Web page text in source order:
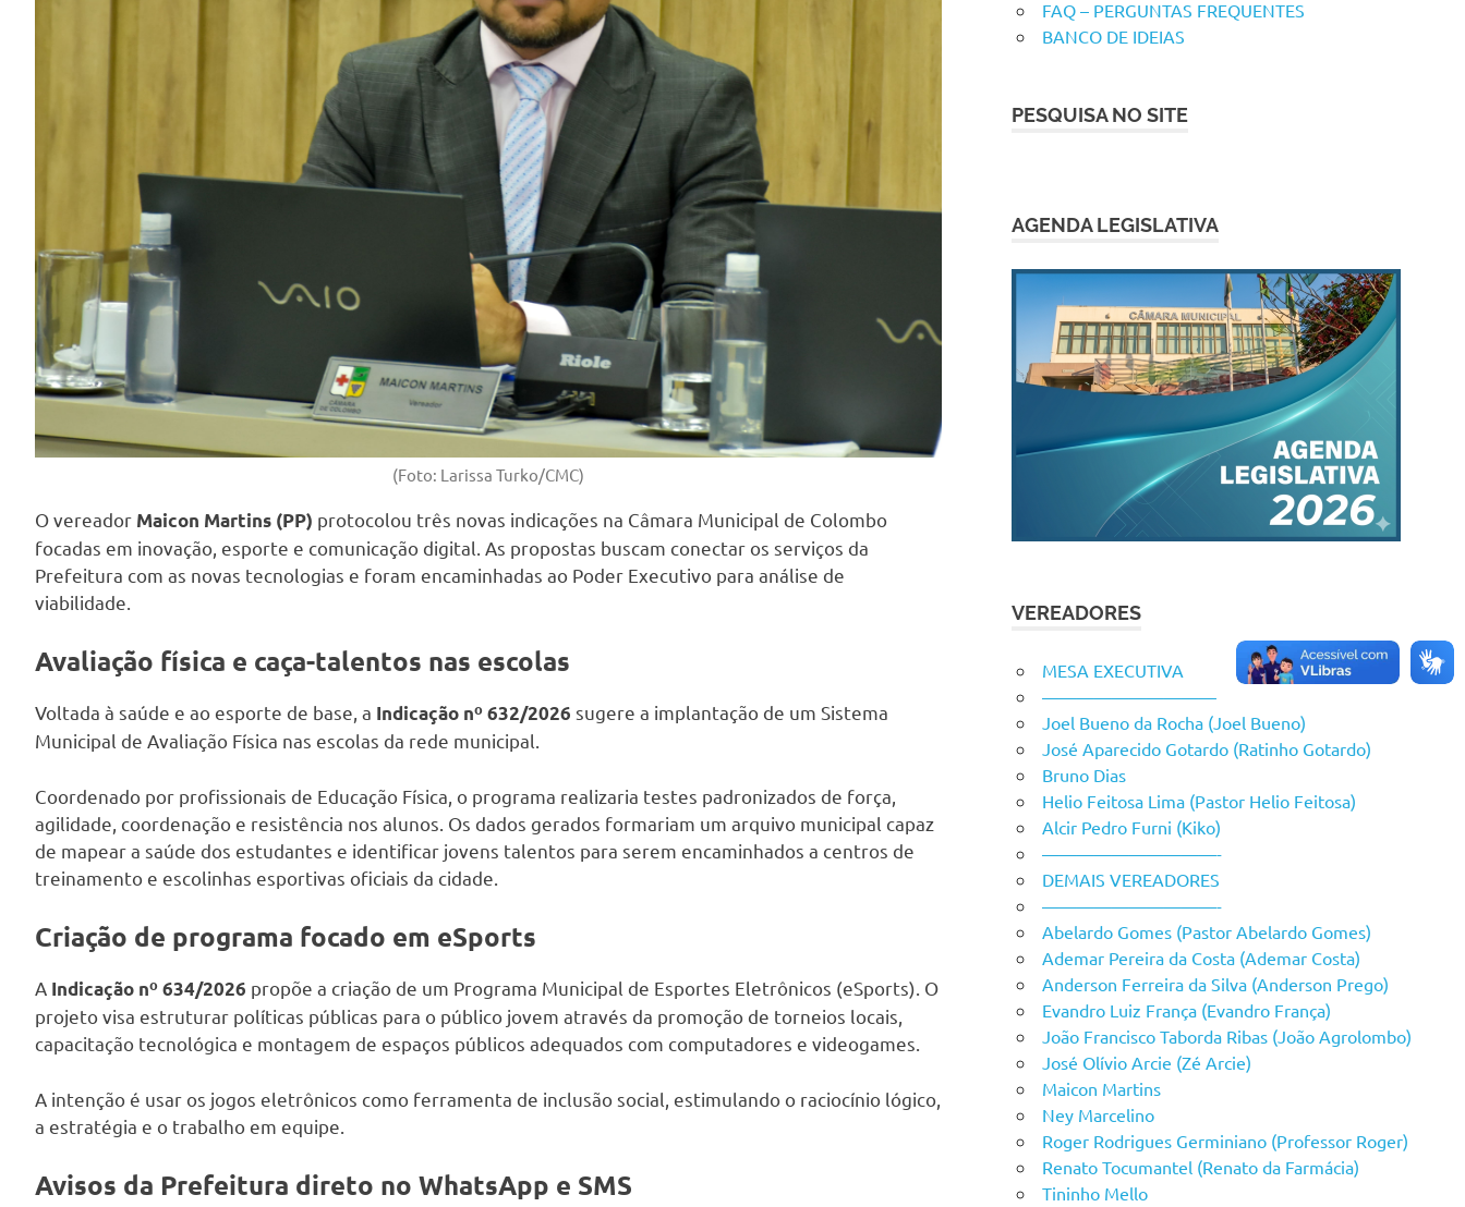
(Foto: Larissa Turko/CMC)
O vereador Maicon Martins (PP) protocolou três novas indicações na Câmara Municipal de Colombo
focadas em inovação, esporte e comunicação digital. As propostas buscam conectar os serviços da
Prefeitura com as novas tecnologias e foram encaminhadas ao Poder Executivo para análise de
viabilidade.
Avaliação física e caça-talentos nas escolas
Voltada à saúde e ao esporte de base, a Indicação nº 632/2026 sugere a implantação de um Sistema
Municipal de Avaliação Física nas escolas da rede municipal.
Coordenado por profissionais de Educação Física, o programa realizaria testes padronizados de força,
agilidade, coordenação e resistência nos alunos. Os dados gerados formariam um arquivo municipal capaz
de mapear a saúde dos estudantes e identificar jovens talentos para serem encaminhados a centros de
treinamento e escolinhas esportivas oficiais da cidade.
Criação de programa focado em eSports
A Indicação nº 634/2026 propõe a criação de um Programa Municipal de Esportes Eletrônicos (eSports). O
projeto visa estruturar políticas públicas para o público jovem através da promoção de torneios locais,
capacitação tecnológica e montagem de espaços públicos adequados com computadores e videogames.
A intenção é usar os jogos eletrônicos como ferramenta de inclusão social, estimulando o raciocínio lógico,
a estratégia e o trabalho em equipe.
Avisos da Prefeitura direto no WhatsApp e SMS
FAQ – PERGUNTAS FREQUENTES
BANCO DE IDEIAS
PESQUISA NO SITE
AGENDA LEGISLATIVA
VEREADORES
MESA EXECUTIVA
——————————
Joel Bueno da Rocha (Joel Bueno)
José Aparecido Gotardo (Ratinho Gotardo)
Bruno Dias
Helio Feitosa Lima (Pastor Helio Feitosa)
Alcir Pedro Furni (Kiko)
——————————-
DEMAIS VEREADORES
——————————-
Abelardo Gomes (Pastor Abelardo Gomes)
Ademar Pereira da Costa (Ademar Costa)
Anderson Ferreira da Silva (Anderson Prego)
Evandro Luiz França (Evandro França)
João Francisco Taborda Ribas (João Agrolombo)
José Olívio Arcie (Zé Arcie)
Maicon Martins
Ney Marcelino
Roger Rodrigues Germiniano (Professor Roger)
Renato Tocumantel (Renato da Farmácia)
Tininho Mello